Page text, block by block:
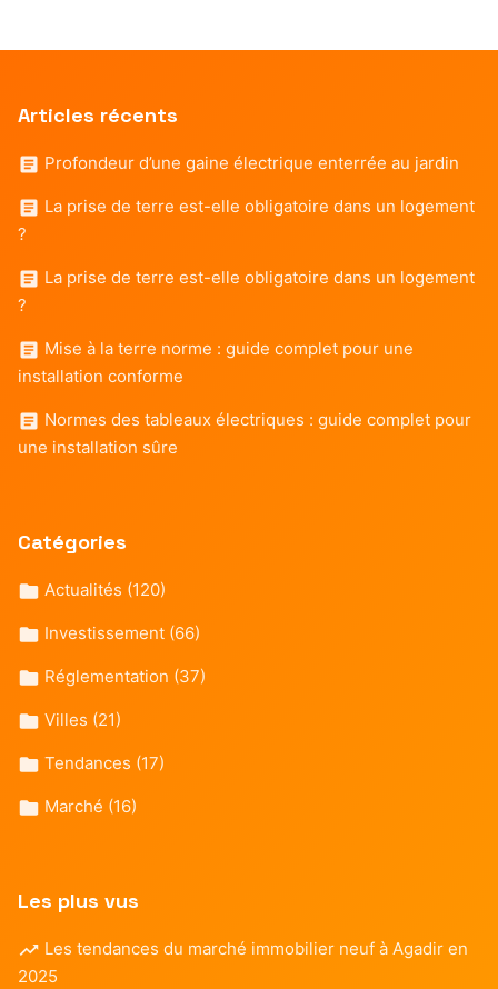
Articles récents
Profondeur d’une gaine électrique enterrée au jardin
La prise de terre est-elle obligatoire dans un logement
?
La prise de terre est-elle obligatoire dans un logement
?
Mise à la terre norme : guide complet pour une
installation conforme
Normes des tableaux électriques : guide complet pour
une installation sûre
Catégories
Actualités (120)
Investissement (66)
Réglementation (37)
Villes (21)
Tendances (17)
Marché (16)
Les plus vus
Les tendances du marché immobilier neuf à Agadir en
2025